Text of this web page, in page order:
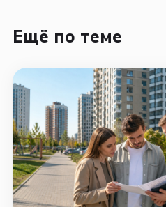
Ещё по теме